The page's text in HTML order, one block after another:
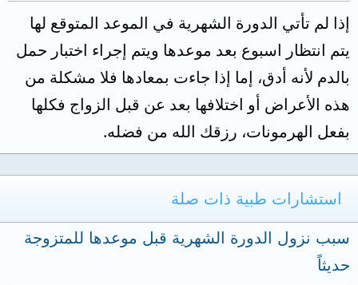
إذا لم تأتي الدورة الشهرية في الموعد المتوقع لها
يتم انتظار اسبوع بعد موعدها ويتم إجراء اختبار حمل
بالدم لأنه أدق، إما إذا جاءت بمعادها فلا مشكلة من
هذه الأعراض أو اختلافها بعد عن قبل الزواج فكلها
بفعل الهرمونات، رزقك الله من فضله.
استشارات طبية ذات صلة
سبب نزول الدورة الشهرية قبل موعدها للمتزوجة
حديثاً